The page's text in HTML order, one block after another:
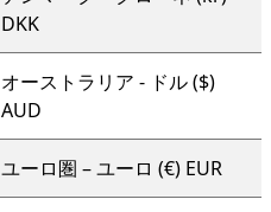
DKK
オーストラリア - ドル ($)
AUD
ユーロ圏 – ユーロ (€) EUR